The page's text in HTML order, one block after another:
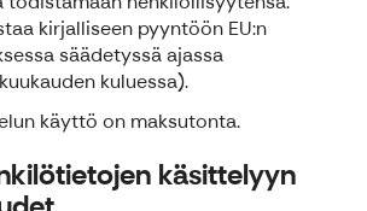
kirjalliseen pyyntöön EU:n
säädetyssä ajassa
kuluessa).
käyttö on maksutonta.
käsittelyyn